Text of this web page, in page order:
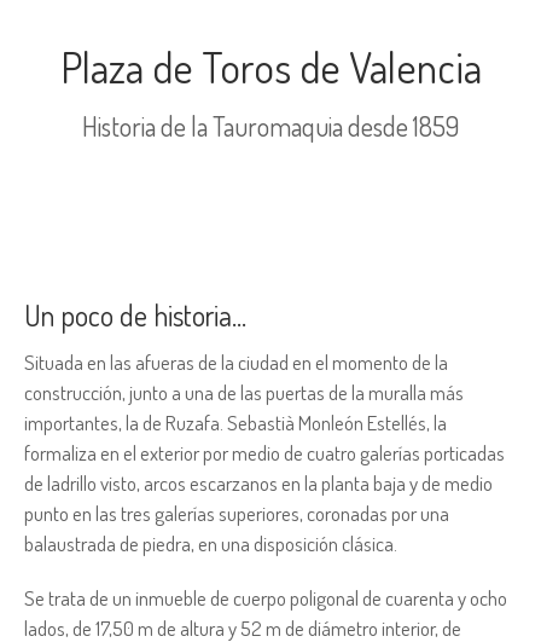
Plaza de Toros de Valencia
Historia de la Tauromaquia desde 1859
Un poco de historia…
Situada en las afueras de la ciudad en el momento de la
construcción, junto a una de las puertas de la muralla más
importantes, la de Ruzafa. Sebastià Monleón Estellés, la
formaliza en el exterior por medio de cuatro galerías porticadas
de ladrillo visto, arcos escarzanos en la planta baja y de medio
punto en las tres galerías superiores, coronadas por una
balaustrada de piedra, en una disposición clásica.
Se trata de un inmueble de cuerpo poligonal de cuarenta y ocho
lados, de 17,50 m de altura y 52 m de diámetro interior, de